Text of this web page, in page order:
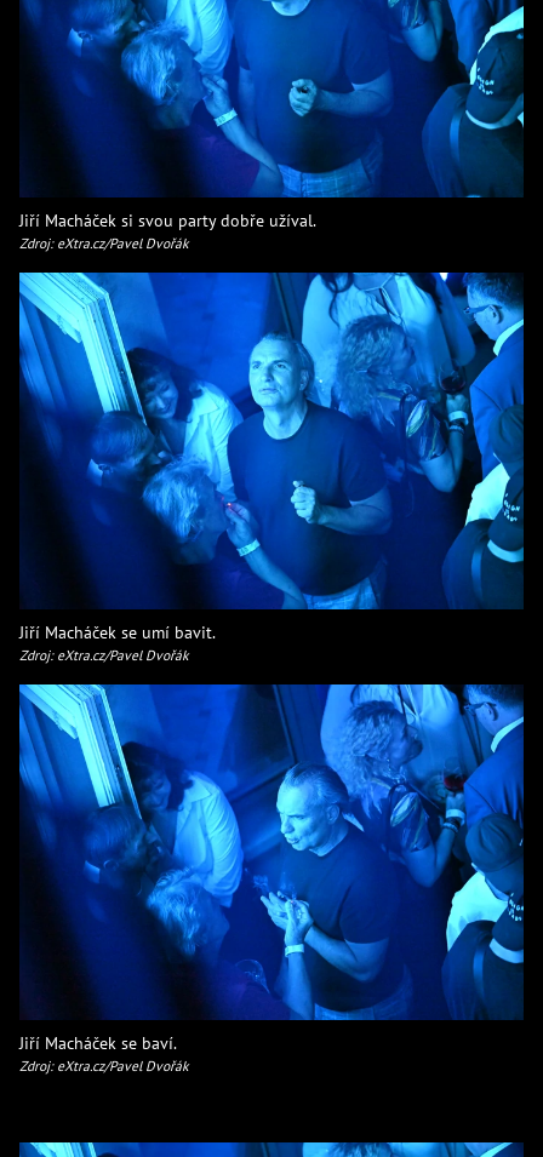
Jiří Macháček si svou party dobře užíval.
Zdroj: eXtra.cz/Pavel Dvořák
Jiří Macháček se umí bavit.
Zdroj: eXtra.cz/Pavel Dvořák
Jiří Macháček se baví.
Zdroj: eXtra.cz/Pavel Dvořák